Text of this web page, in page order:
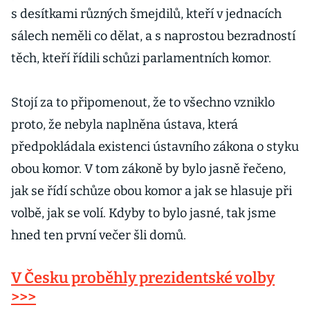
s desítkami různých šmejdilů, kteří v jednacích
sálech neměli co dělat, a s naprostou bezradností
těch, kteří řídili schůzi parlamentních komor.
Stojí za to připomenout, že to všechno vzniklo
proto, že nebyla naplněna ústava, která
předpokládala existenci ústavního zákona o styku
obou komor. V tom zákoně by bylo jasně řečeno,
jak se řídí schůze obou komor a jak se hlasuje při
volbě, jak se volí. Kdyby to bylo jasné, tak jsme
hned ten první večer šli domů.
V Česku proběhly prezidentské volby
>>>